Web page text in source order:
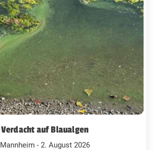
Verdacht auf Blaualgen
Mannheim - 2. August 2026